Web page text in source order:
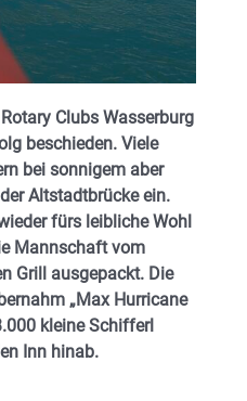
Clubs Wasserburg
beschieden. Viele
bei sonnigem aber
Altstadtbrücke ein.
fürs leibliche Wohl
Mannschaft vom
Grill ausgepackt. Die
„Max Hurricane
kleine Schifferl
Inn hinab.